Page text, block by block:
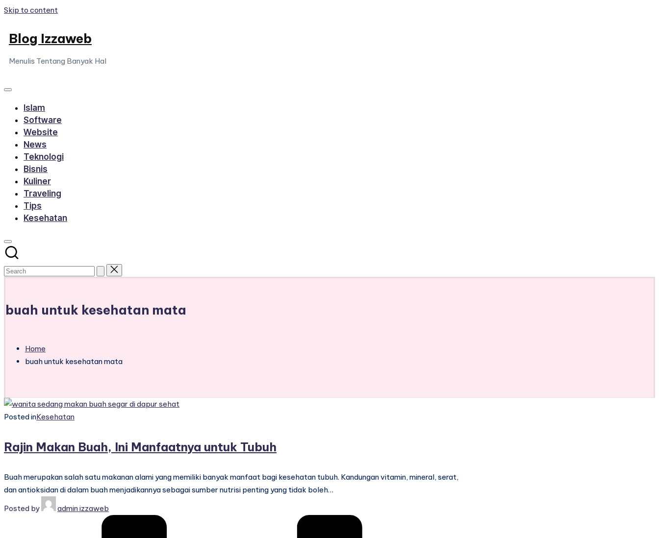
Skip to content
Blog Izzaweb
Menulis Tentang Banyak Hal
Islam
Software
Website
News
Teknologi
Bisnis
Kuliner
Traveling
Tips
Kesehatan
buah untuk kesehatan mata
Home
buah untuk kesehatan mata
Posted inKesehatan
Rajin Makan Buah, Ini Manfaatnya untuk Tubuh
Buah merupakan salah satu makanan alami yang memiliki banyak manfaat bagi kesehatan tubuh. Kandungan vitamin, mineral, serat,
dan antioksidan di dalam buah menjadikannya sebagai sumber nutrisi penting yang tidak boleh…
Posted by
admin izzaweb